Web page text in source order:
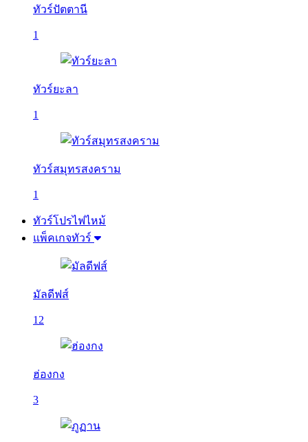
ทัวร์ปัตตานี
1
ทัวร์ยะลา
1
ทัวร์สมุทรสงคราม
1
ทัวร์โปรไฟไหม้
แพ็คเกจทัวร์
มัลดีฟส์
12
ฮ่องกง
3